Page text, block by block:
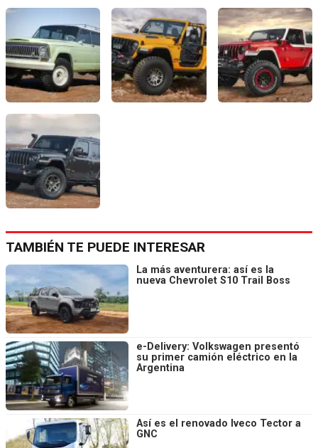
TAMBIÉN TE PUEDE INTERESAR
La más aventurera: así es la
nueva Chevrolet S10 Trail Boss
e-Delivery: Volkswagen presentó
su primer camión eléctrico en la
Argentina
Así es el renovado Iveco Tector a
GNC